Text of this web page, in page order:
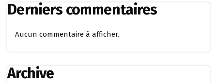
Derniers commentaires
Aucun commentaire à afficher.
Archive